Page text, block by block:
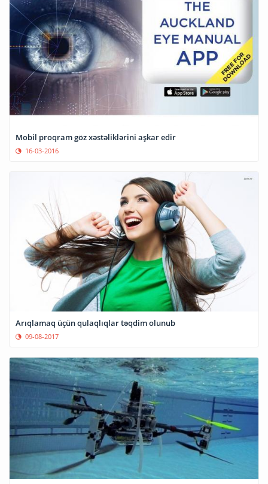
Mobil proqram göz xəstəliklərini aşkar edir
16-03-2016
Arıqlamaq üçün qulaqlıqlar təqdim olunub
09-08-2017